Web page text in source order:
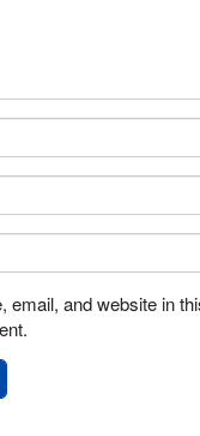
email, and website in